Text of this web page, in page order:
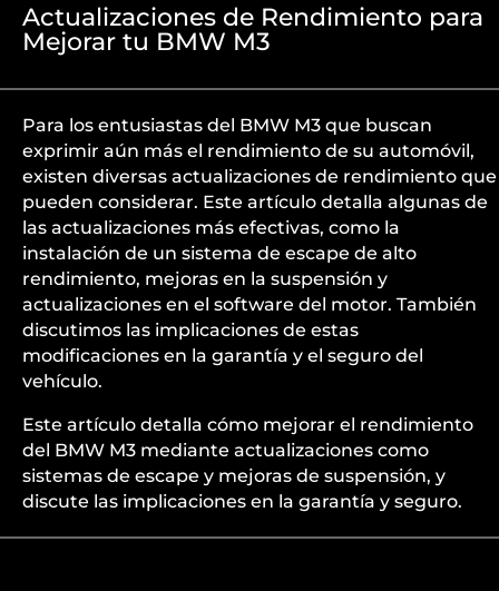
Actualizaciones de Rendimiento para
Mejorar tu BMW M3
Para los entusiastas del BMW M3 que buscan
exprimir aún más el rendimiento de su automóvil,
existen diversas actualizaciones de rendimiento que
pueden considerar. Este artículo detalla algunas de
las actualizaciones más efectivas, como la
instalación de un sistema de escape de alto
rendimiento, mejoras en la suspensión y
actualizaciones en el software del motor. También
discutimos las implicaciones de estas
modificaciones en la garantía y el seguro del
vehículo.
Este artículo detalla cómo mejorar el rendimiento
del BMW M3 mediante actualizaciones como
sistemas de escape y mejoras de suspensión, y
discute las implicaciones en la garantía y seguro.